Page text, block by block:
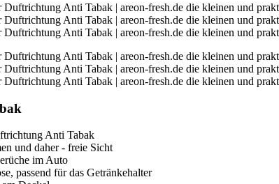
Anti Tabak
und daher - freie Sicht
im Auto
passend für das Getränkehalter